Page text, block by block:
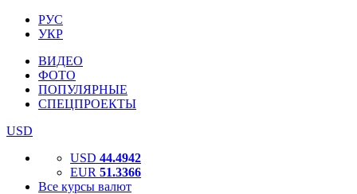
РУС
УКР
ВИДЕО
ФОТО
ПОПУЛЯРНЫЕ
СПЕЦПРОЕКТЫ
USD
USD 44.4942
EUR 51.3366
Все курсы валют